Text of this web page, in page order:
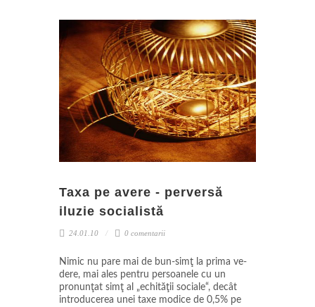
Taxa pe avere - perversă
iluzie socialistă
24.01.10 0 comentarii
Nimic nu pare mai de bun-simţ la prima ve­
de­re, mai ales pentru persoanele cu un
pronunţat simţ al „e­chităţii sociale“, decât
introdu­ce­rea unei taxe modice de 0,5% pe